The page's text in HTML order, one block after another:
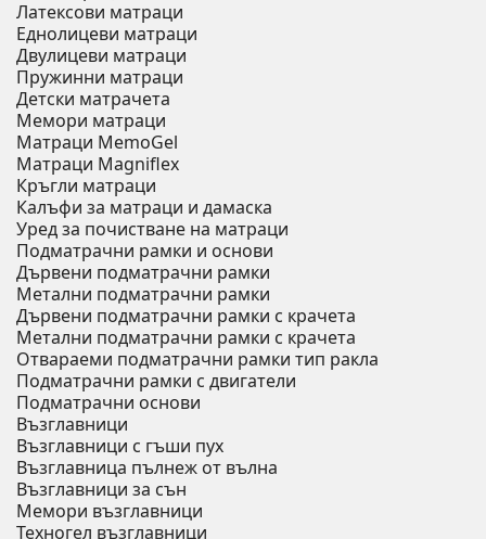
Латексови матраци
Еднолицеви матраци
Двулицеви матраци
Пружинни матраци
Детски матрачета
Мемори матраци
Mатраци MemoGel
Матраци Мagniflex
Кръгли матраци
Калъфи за матраци и дамаска
Уред за почистване на матраци
Подматрачни рамки и основи
Дървени подматрачни рамки
Метални подматрачни рамки
Дървени подматрачни рамки с крачета
Метални подматрачни рамки с крачета
Отвараеми подматрачни рамки тип ракла
Подматрачни рамки с двигатели
Подматрачни основи
Възглавници
Възглавници с гъши пух
Възглавница пълнеж от вълна
Възглавници за сън
Мемори възглавници
Техногел възглавници